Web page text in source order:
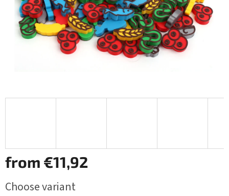
from €11,92
price:
Choose variant